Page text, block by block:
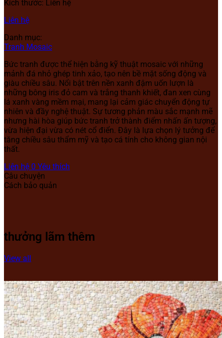
Kích thước: Liên hệ
Liên hệ
Danh mục:
Tranh Mosaic
Bức tranh được thể hiện bằng kỹ thuật mosaic với những
mảnh đá nhỏ ghép tinh xảo, tạo nên bề mặt sống động và
giàu chiều sâu. Nổi bật trên nền xanh đậm uốn lượn là
những bông iris đỏ cam và trắng thanh khiết, đan xen cùng
lá xanh vàng mềm mại, mang lại cảm giác chuyển động tự
nhiên và đầy nghệ thuật. Sự tương phản màu sắc mạnh mẽ
nhưng hài hòa giúp bức tranh trở thành điểm nhấn ấn tượng,
vừa hiện đại vừa có nét cổ điển. Đây là lựa chọn lý tưởng để
tăng chiều sâu thẩm mỹ và tạo cá tính cho không gian nội
thất.
Liên hệ 0 Yêu thích
Câu chuyện
Cách bảo quản
thưởng lãm thêm
View all